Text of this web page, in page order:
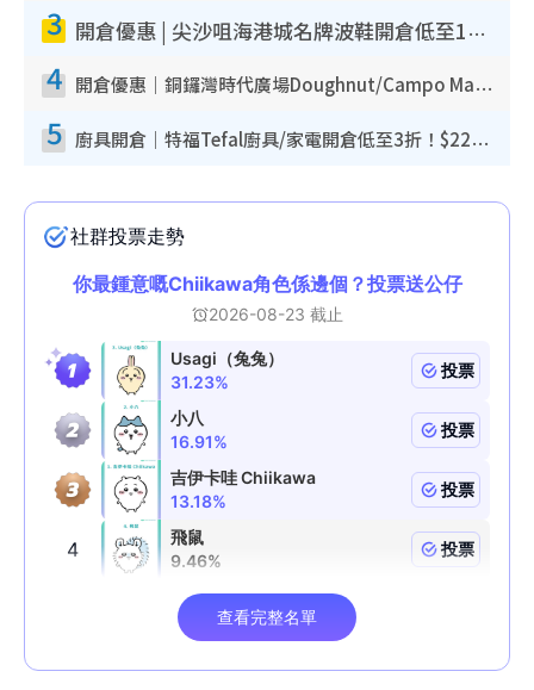
3 開倉優惠 | 尖沙咀海港城名牌波鞋開倉低至1折！On鞋$899起／Joy&Peace鞋履$98起
4 開倉優惠｜銅鑼灣時代廣場Doughnut/Campo Marzio開倉低至1折！背囊、書包、手袋劈價$200起
5 廚具開倉｜特福Tefal廚具/家電開倉低至3折！$220起買平底鍋/炒鑊/湯煲！電飯煲/吸塵機/燙斗$418起